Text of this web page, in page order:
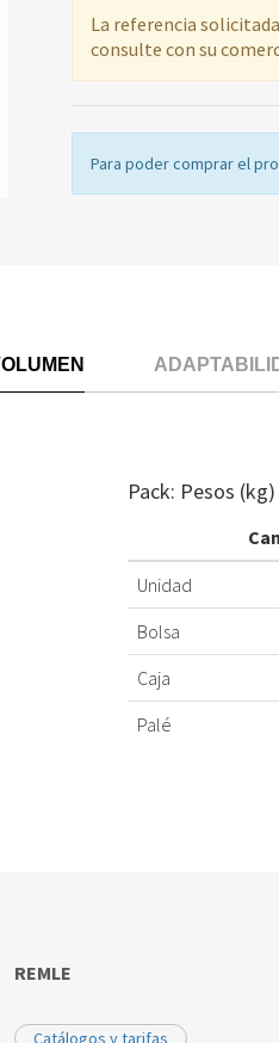
La referencia
consulte con su
Para poder comprar el
Pack: Pesos
Unidad
Bolsa
Caja
Palé
REMLE
Catálogos y tarifas